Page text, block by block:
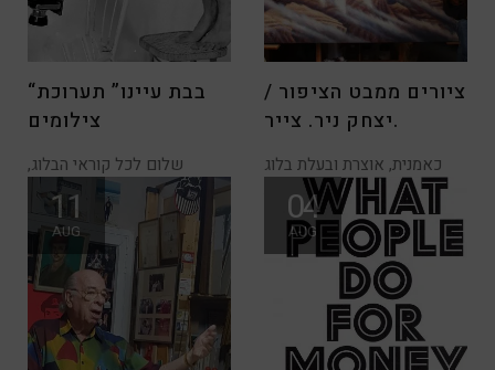
“בבת עיינו” תערוכת
צילומים
שלום לכל קוראי הבלוג,
הלקוחות, אוהבי האמנות
שעוקבים אחרי בארץ
ציורים ממבט הציפור /
יצחק ניר. צייר.
כאמנית, אוצרת ובעלת בלוג
אמנות – אני מקבלת עשרות
פניות מאמנים שאקדיש
להם פוסט
11
AUG 04
AUG